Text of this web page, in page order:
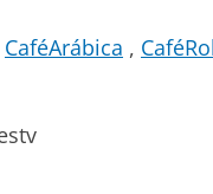
CaféArábica